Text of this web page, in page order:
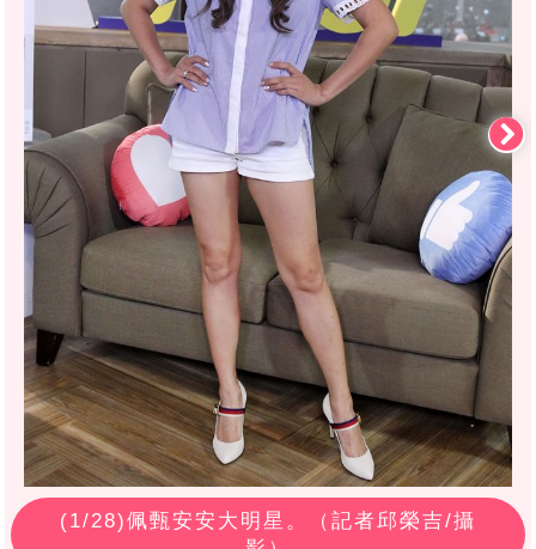
(1/28)佩甄安安大明星。（記者邱榮吉/攝